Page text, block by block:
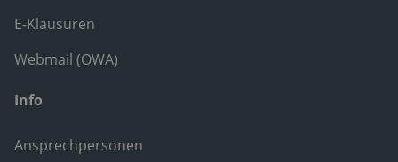
E-Klausuren
Webmail (OWA)
Info
Ansprechpersonen